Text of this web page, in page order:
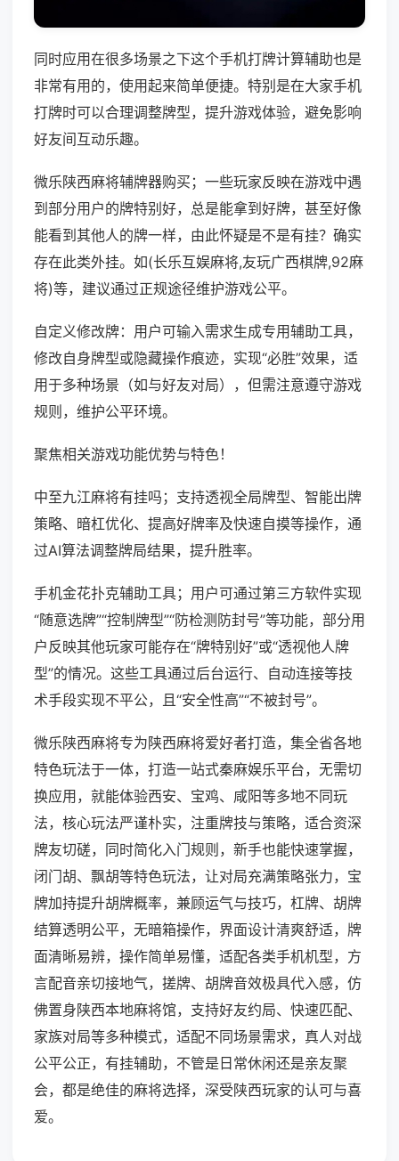
同时应用在很多场景之下这个手机打牌计算辅助也是
非常有用的，使用起来简单便捷。特别是在大家手机
打牌时可以合理调整牌型，提升游戏体验，避免影响
好友间互动乐趣。
微乐陕西麻将辅牌器购买；一些玩家反映在游戏中遇
到部分用户的牌特别好，总是能拿到好牌，甚至好像
能看到其他人的牌一样，由此怀疑是不是有挂？确实
存在此类外挂。如(长乐互娱麻将,友玩广西棋牌,92麻
将)等，建议通过正规途径维护游戏公平。
自定义修改牌：用户可输入需求生成专用辅助工具，
修改自身牌型或隐藏操作痕迹，实现“必胜”效果，适
用于多种场景（如与好友对局），但需注意遵守游戏
规则，维护公平环境。
聚焦相关游戏功能优势与特色！
中至九江麻将有挂吗；支持透视全局牌型、智能出牌
策略、暗杠优化、提高好牌率及快速自摸等操作，通
过AI算法调整牌局结果，提升胜率。
手机金花扑克辅助工具；用户可通过第三方软件实现
“随意选牌”“控制牌型”“防检测防封号”等功能，部分用
户反映其他玩家可能存在“牌特别好”或“透视他人牌
型”的情况。这些工具通过后台运行、自动连接等技
术手段实现不平公，且“安全性高”“不被封号”。
微乐陕西麻将专为陕西麻将爱好者打造，集全省各地
特色玩法于一体，打造一站式秦麻娱乐平台，无需切
换应用，就能体验西安、宝鸡、咸阳等多地不同玩
法，核心玩法严谨朴实，注重牌技与策略，适合资深
牌友切磋，同时简化入门规则，新手也能快速掌握，
闭门胡、飘胡等特色玩法，让对局充满策略张力，宝
牌加持提升胡牌概率，兼顾运气与技巧，杠牌、胡牌
结算透明公平，无暗箱操作，界面设计清爽舒适，牌
面清晰易辨，操作简单易懂，适配各类手机机型，方
言配音亲切接地气，搓牌、胡牌音效极具代入感，仿
佛置身陕西本地麻将馆，支持好友约局、快速匹配、
家族对局等多种模式，适配不同场景需求，真人对战
公平公正，有挂辅助，不管是日常休闲还是亲友聚
会，都是绝佳的麻将选择，深受陕西玩家的认可与喜
爱。